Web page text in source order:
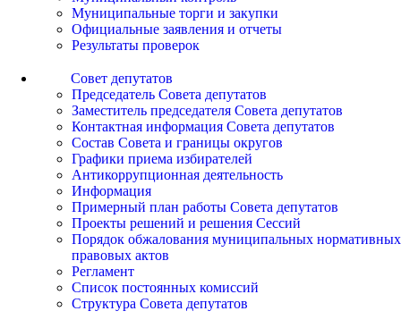
Муниципальные торги и закупки
Официальные заявления и отчеты
Результаты проверок
Совет депутатов
Председатель Совета депутатов
Заместитель председателя Совета депутатов
Контактная информация Совета депутатов
Состав Совета и границы округов
Графики приема избирателей
Антикоррупционная деятельность
Информация
Примерный план работы Совета депутатов
Проекты решений и решения Сессий
Порядок обжалования муниципальных нормативных
правовых актов
Регламент
Список постоянных комиссий
Структура Совета депутатов